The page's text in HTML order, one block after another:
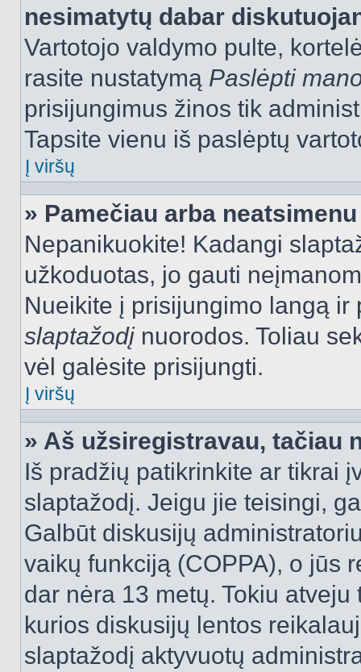
nesimatytų dabar
Vartotojo valdymo pulte,
rasite nustatymą Paslėpti
prisijungimus žinos tik
Tapsite vienu iš paslėptų
Į viršų
» Pamečiau arba
Nepanikuokite! Kadangi
užkoduotas, jo gauti
Nueikite į prisijungimo langą
slaptažodįnuorodos. Toliau
vėl galėsite prisijungti.
Į viršų
» Aš užsiregistravau, tačiau
Iš pradžių patikrinkite ar tikrai
slaptažodį. Jeigu jie teisingi,
Galbūt diskusijų
vaikų funkciją (COPPA), o jūs
dar nėra 13 metų. Tokiu
kurios diskusijų lentos
slaptažodį aktyvuotų